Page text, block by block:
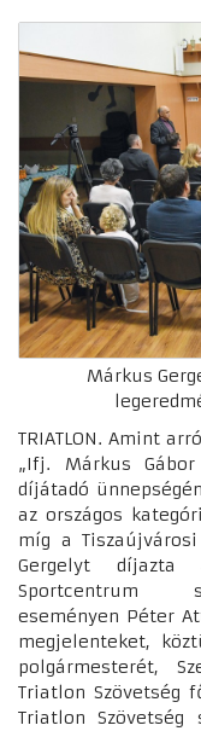
Márkus
TRIATLON. Amint
„Ifj. Márkus
díjátadó
az országos
míg a
Gergelyt díjazta
Sportcentrum
eseményen Péter
megjelenteket,
polgármesterét,
Triatlon Szövetség
Triatlon Szövetség